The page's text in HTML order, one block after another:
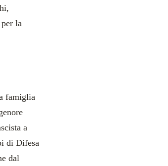
la
famiglia
a
di Difesa
dal